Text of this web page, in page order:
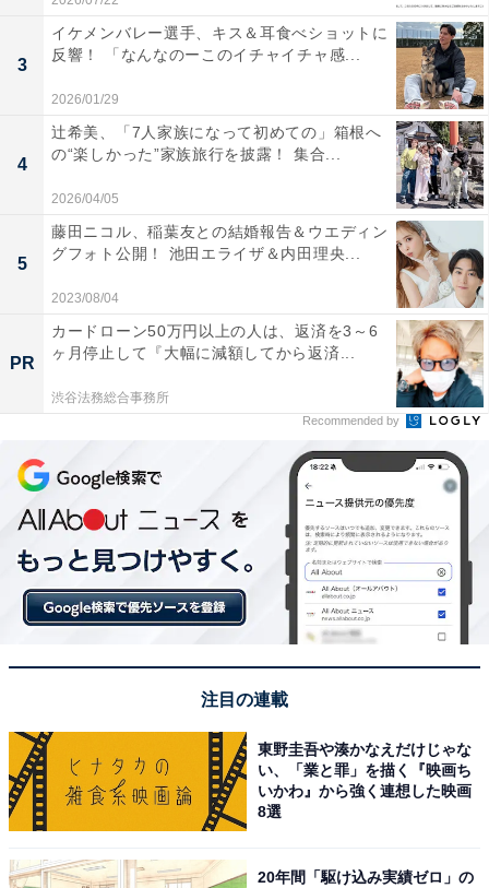
3
イケメンバレー選手、キス＆耳食べショットに
反響！ 「なんなのーこのイチャイチャ感...
2026/01/29
4
辻希美、「7人家族になって初めての」箱根へ
の“楽しかった”家族旅行を披露！ 集合...
2026/04/05
5
藤田ニコル、稲葉友との結婚報告＆ウエディン
グフォト公開！ 池田エライザ＆内田理央...
2023/08/04
PR
カードローン50万円以上の人は、返済を3～6
ヶ月停止して『大幅に減額してから返済...
渋谷法務総合事務所
Recommended by
注目の連載
東野圭吾や湊かなえだけじゃな
い、「業と罪」を描く『映画ち
いかわ』から強く連想した映画
8選
20年間「駆け込み実績ゼロ」の